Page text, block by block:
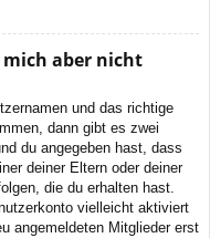
aber nicht
und das richtige
dann gibt es zwei
du angegeben hast, dass
deiner Eltern oder deiner
die du erhalten hast.
vielleicht aktiviert
angemeldeten Mitglieder erst